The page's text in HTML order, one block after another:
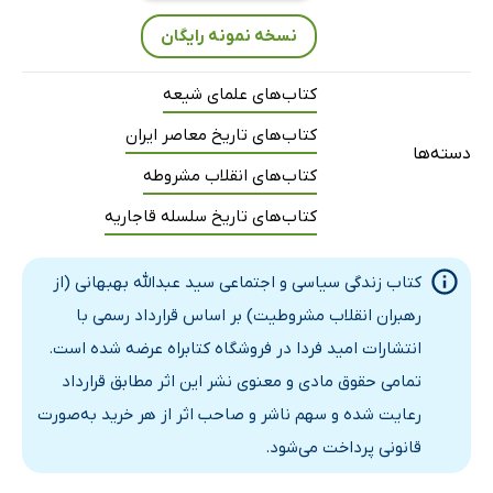
استفاده از فشار بین‌المللی
دلایل بست نشینی در سفارت انگلیس
افتتاح تشریفاتی مجلس
تدوین نظامنانه و شروع انتخابات تهران
مسأله‌ی زمین‌های طرشت
رد نظامنانه انتخابات از سوی دربار
کدورت
نسخه نمونه رایگان
دسته‌ها
کتاب‌های علمای شیعه
کتاب‌های تاریخ معاصر ایران
کتاب‌های انقلاب مشروطه
کتاب‌های تاریخ سلسله قاجاریه
کتاب زندگی سیاسی و اجتماعی سید عبدالله بهبهانی (از
رهبران انقلاب مشروطیت) بر اساس قرارداد رسمی با
انتشارات امید فردا در فروشگاه کتابراه عرضه شده است.
تمامی حقوق مادی و معنوی نشر این اثر مطابق قرارداد
رعایت شده و سهم ناشر و صاحب اثر از هر خرید به‌صورت
قانونی پرداخت می‌شود.